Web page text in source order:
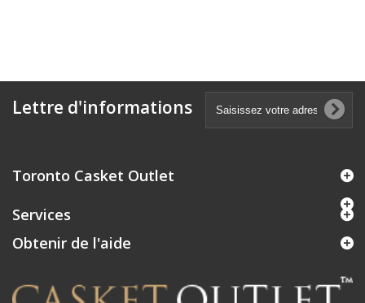
Lettre d'informations
Toronto Casket Outlet
Services
Obtenir de l'aide